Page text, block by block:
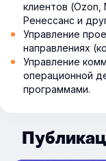
клиентов (Ozon,
Ренессанс и
Управление
направлениях
Управление
операционной
программами.